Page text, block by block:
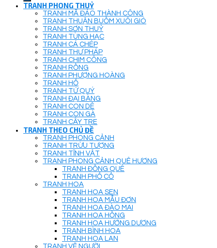
TRANH PHONG THUỶ
TRANH MÃ ĐÁO THÀNH CÔNG
TRANH THUẬN BUỒM XUÔI GIÓ
TRANH SƠN THUỶ
TRANH TÙNG HẠC
TRANH CÁ CHÉP
TRANH THƯ PHÁP
TRANH CHIM CÔNG
TRANH RỒNG
TRANH PHƯỢNG HOÀNG
TRANH HỔ
TRANH TỨ QUÝ
TRANH ĐẠI BÀNG
TRANH CON DÊ
TRANH CON GÀ
TRANH CÂY TRE
TRANH THEO CHỦ ĐỀ
TRANH PHONG CẢNH
TRANH TRỪU TƯỢNG
TRANH TĨNH VẬT
TRANH PHONG CẢNH QUÊ HƯƠNG
TRANH ĐỒNG QUÊ
TRANH PHỐ CỔ
TRANH HOA
TRANH HOA SEN
TRANH HOA MẪU ĐƠN
TRANH HOA ĐÀO MAI
TRANH HOA HỒNG
TRANH HOA HƯỚNG DƯƠNG
TRANH BÌNH HOA
TRANH HOA LAN
TRANH VẼ NGƯỜI